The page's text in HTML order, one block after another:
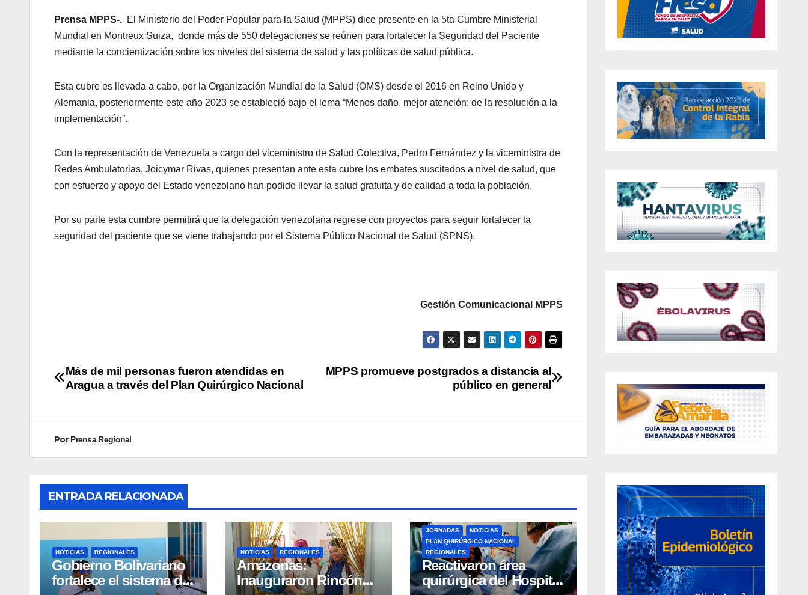
Prensa MPPS-. El Ministerio del Poder Popular para la Salud (MPPS) dice presente en la 5ta Cumbre Ministerial
Mundial en Montreux Suiza, donde más de 550 delegaciones se reúnen para fortalecer la Seguridad del Paciente
mediante la concientización sobre los niveles del sistema de salud y las políticas de salud pública.
Esta cubre es llevada a cabo, por la Organización Mundial de la Salud (OMS) desde el 2016 en Reino Unido y
Alemania, posteriormente este año 2023 se estableció bajo el lema “Menos daño, mejor atención: de la resolución a la
implementación”.
Con la representación de Venezuela a cargo del viceministro de Salud Colectiva, Pedro Fernández y la viceministra de
Redes Ambulatorias, Joicymar Rivas, quienes presentan ante esta cubre los embates suscitados a nivel de salud, que
con esfuerzo y apoyo del Estado venezolano han podido llevar la salud gratuita y de calidad a toda la población.
Por su parte esta cumbre permitirá que la delegación venezolana regrese con proyectos para seguir fortalecer la
seguridad del paciente que se viene trabajando por el Sistema Público Nacional de Salud (SPNS).
Gestión Comunicacional MPPS
MPPS promueve postgrados a distancia al
público en general
Más de mil personas fueron atendidas en
Aragua a través del Plan Quirúrgico Nacional
PorPrensa Regional
ENTRADA RELACIONADA
NOTICIAS REGIONALES
Gobierno Bolivariano
fortalece el sistema de
NOTICIAS REGIONALES
​Amazonas:
Inauguraron Rincón
JORNADAS
NOTICIAS
PLAN QUIRÚRGICO NACIONAL
REGIONALES
Reactivaron área
quirúrgica del Hospital